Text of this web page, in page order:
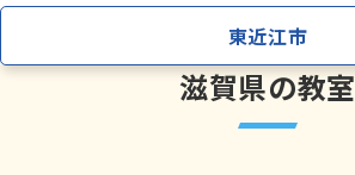
中学生の個別指導・少人数制指導
東近江市
滋賀県の教室